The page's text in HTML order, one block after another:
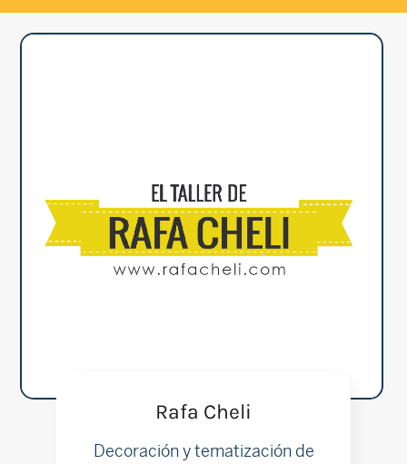
Rafa Cheli
Decoración y tematización de